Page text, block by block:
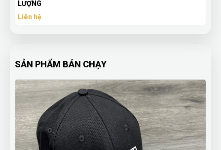
SẢN PHẨM BÁN CHẠY